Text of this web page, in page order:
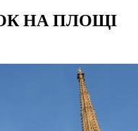
НА ПЛОЩІ